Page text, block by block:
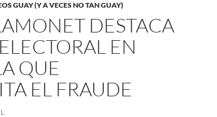
GUAY (Y A VECES NO TAN GUAY)
DESTACA
EN
QUE
EL FRAUDE